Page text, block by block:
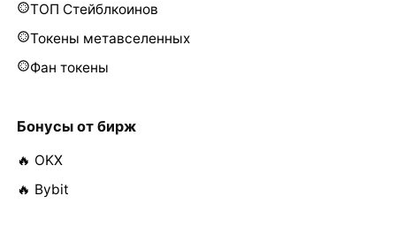
ТОП Стейблкоинов
Токены метавселенных
Фан токены
Бонусы от бирж
🔥 OKX
🔥 Bybit